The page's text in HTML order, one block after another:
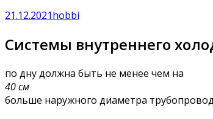
21.12.2021hobbi
Системы внутреннего
по дну должна быть не менее чем на
40 см
больше наружного диаметра